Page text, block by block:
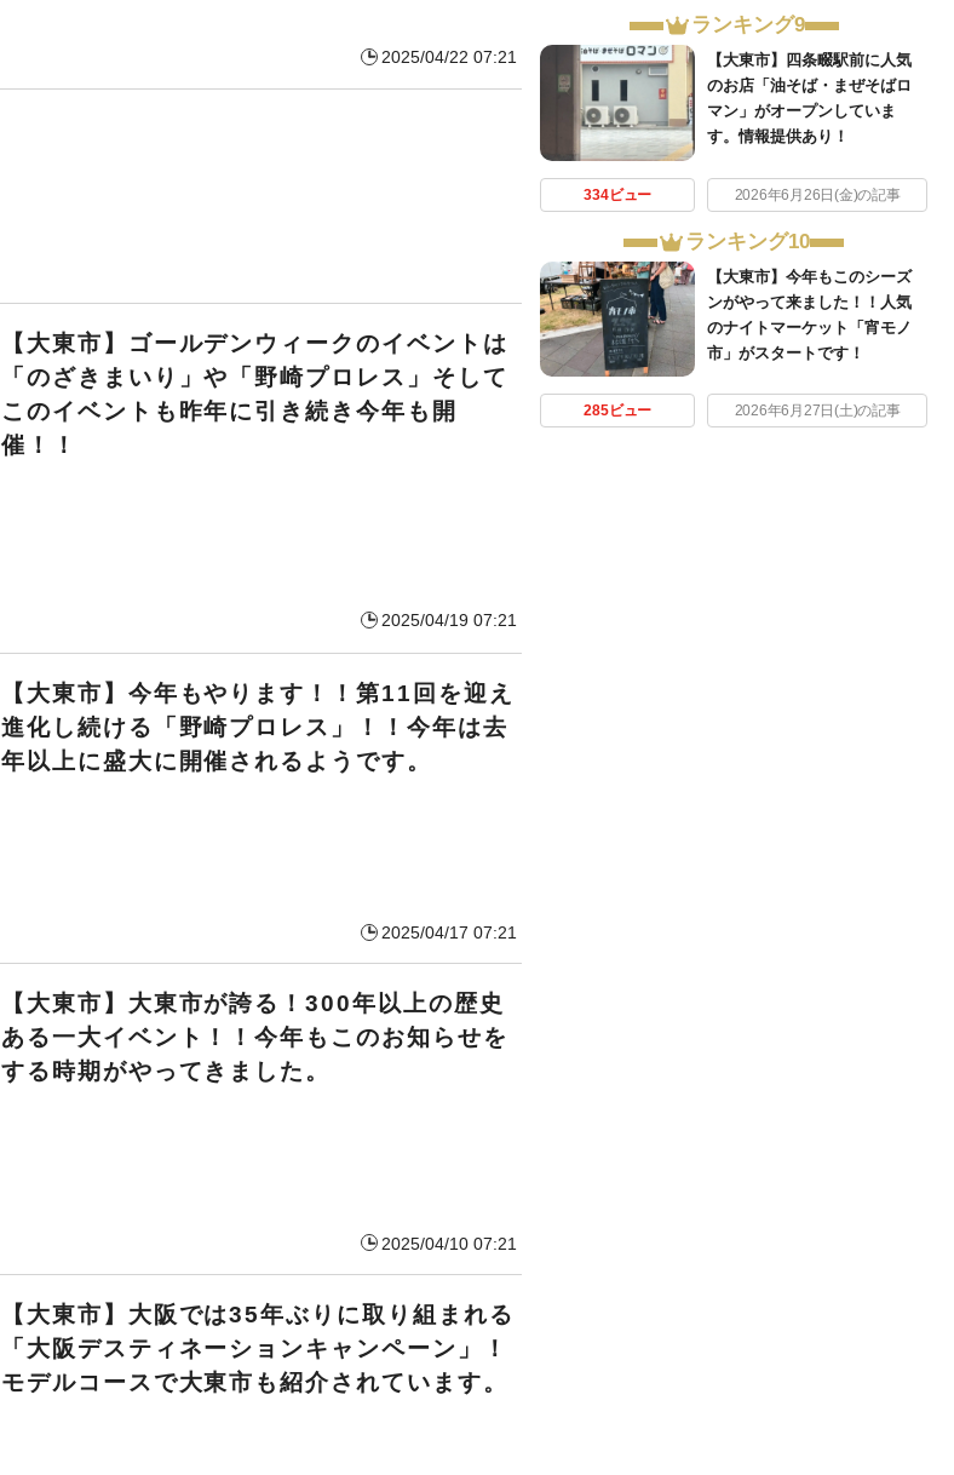
2025/04/22 07:21
【大東市】ゴールデンウィークのイベントは
「のざきまいり」や「野崎プロレス」そして
このイベントも昨年に引き続き今年も開
催！！
2025/04/19 07:21
【大東市】今年もやります！！第11回を迎え
進化し続ける「野崎プロレス」！！今年は去
年以上に盛大に開催されるようです。
2025/04/17 07:21
【大東市】大東市が誇る！300年以上の歴史
ある一大イベント！！今年もこのお知らせを
する時期がやってきました。
2025/04/10 07:21
【大東市】大阪では35年ぶりに取り組まれる
「大阪デスティネーションキャンペーン」！
モデルコースで大東市も紹介されています。
ランキング9
【大東市】四条畷駅前に人気
のお店「油そば・まぜそばロ
マン」がオープンしていま
す。情報提供あり！
334ビュー 2026年6月26日(金)の記事
ランキング10
【大東市】今年もこのシーズ
ンがやって来ました！！人気
のナイトマーケット「宵モノ
市」がスタートです！
285ビュー 2026年6月27日(土)の記事